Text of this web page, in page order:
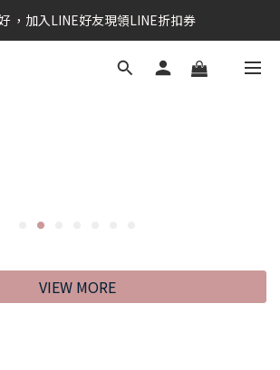
會員招募中   加入會員即贈送購物金50元
，加入LINE好友現領LINE折扣券
會員招募中   加入會員即贈送購物金50元
VIEW MORE